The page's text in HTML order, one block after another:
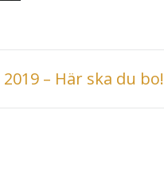
– Här ska du bo!